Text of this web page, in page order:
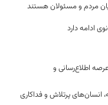
مردم و مسئولان هستند
ادامه دارد
اطلاع‌رسانی و
انسان‌های پرتلاش و فداکاری